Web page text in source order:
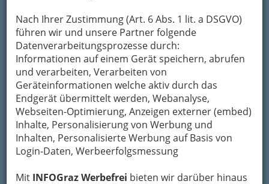
Nach Ihrer Zustimmung (Art. 6 Abs. 1 lit. a DSGVO)
führen wir und unsere Partner folgende
Datenverarbeitungsprozesse durch:
Informationen auf einem Gerät speichern, abrufen
und verarbeiten, Verarbeiten von
Geräteinformationen welche aktiv durch das
Endgerät übermittelt werden, Webanalyse,
Webseiten-Optimierung, Anzeigen externer (embed)
Inhalte, Personalisierung von Werbung und
Inhalten, Personalisierte Werbung auf Basis von
Login-Daten, Werbeerfolgsmessung
Mit INFOGraz Werbefrei bieten wir darüber hinaus